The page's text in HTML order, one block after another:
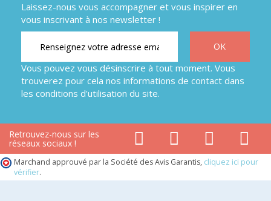
Laissez-nous vous accompagner et vous inspirer en
vous inscrivant à nos newsletter !
Vous pouvez vous désinscrire à tout moment. Vous
trouverez pour cela nos informations de contact dans
les conditions d'utilisation du site.
Retrouvez-nous sur les
réseaux sociaux !
Marchand approuvé par la Société des Avis Garantis, cliquez ici pour
vérifier.